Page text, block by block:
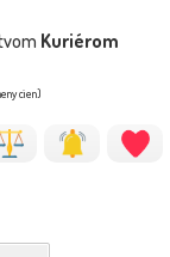
Kuriérom
cien)